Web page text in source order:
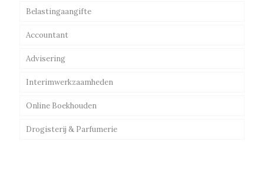
Belastingaangifte
Accountant
Advisering
Interimwerkzaamheden
Online Boekhouden
Drogisterij & Parfumerie